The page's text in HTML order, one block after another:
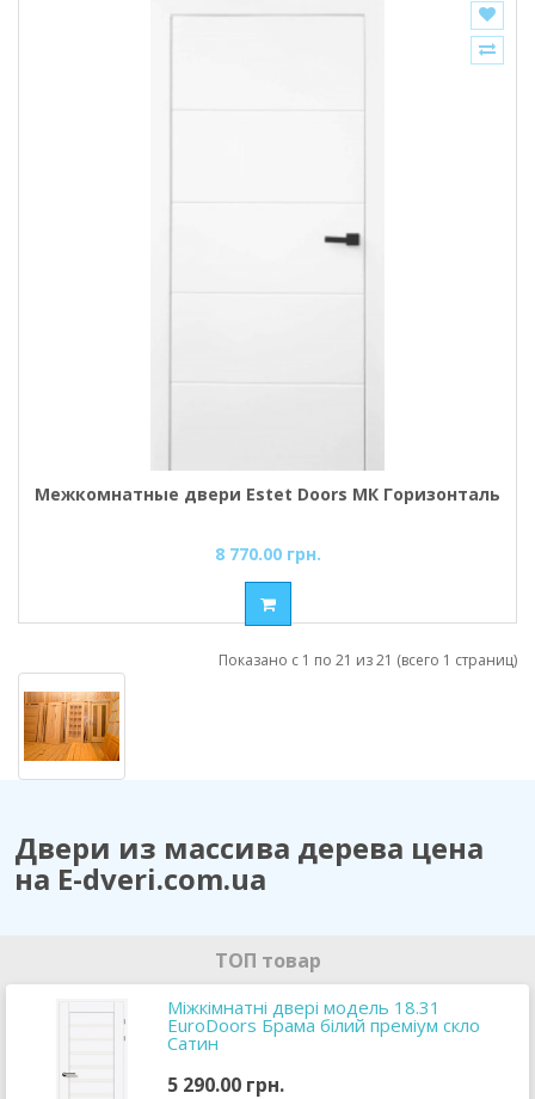
Межкомнатные двери Estet Doors МК Горизонталь
8 770.00 грн.
Показано с 1 по 21 из 21 (всего 1 страниц)
Двери из массива дерева цена
на E-dveri.com.ua
ТОП товар
Міжкімнатні двері модель 18.31
EuroDoors Брама білий преміум скло
Сатин
5 290.00 грн.